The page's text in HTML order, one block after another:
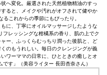
へ変化。厳選された天然植物精油のすっ
ると、メイクや汚れがオフされて健やか
これからの季節にもぴったり。
に、丁寧にオイルマッサージしたような
レッシングな柑橘系の香り、肌の上でク
ー、ふっくらむっちり潤った後肌と、ど
のもうれしい。毎日のクレンジングが義
ワーママの日常に、ひとときの癒しとオ
す」（美容ライター 長田杏奈さん）